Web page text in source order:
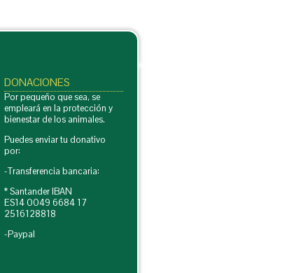
DONACIONES
Por pequeño que sea, se
empleará en la protección y
bienestar de los animales.
Puedes enviar tu donativo
por:
-Transferencia bancaria:
* Santander IBAN
ES14 0049 6684 17
2516128818
-Paypal